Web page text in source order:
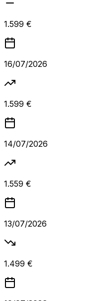
1.599 €
16/07/2026
1.599 €
14/07/2026
1.559 €
13/07/2026
1.499 €